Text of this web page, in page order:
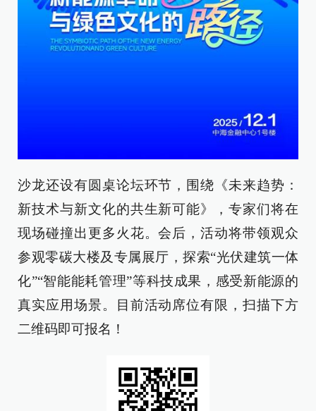
沙龙还设有圆桌论坛环节，围绕《未来趋势：
新技术与新文化的共生新可能》，专家们将在
现场碰撞出更多火花。会后，活动将带领观众
参观零碳大楼及专属展厅，探索“光伏建筑一体
化”“智能能耗管理”等科技成果，感受新能源的
真实应用场景。目前活动席位有限，扫描下方
二维码即可报名！